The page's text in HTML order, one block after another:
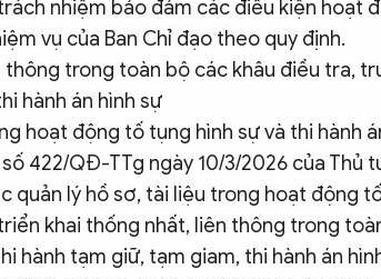
nhiệm bảo đảm các điều kiện hoạt
vụ của Ban Chỉ đạo theo quy định.
thông trong toàn bộ các khâu điều tra,
hành án hình sự
hoạt động tố tụng hình sự và thi hành
422/QĐ-TTg ngày 10/3/2026 của Thủ
quản lý hồ sơ, tài liệu trong hoạt động
khai thống nhất, liên thông trong
hành tạm giữ, tạm giam, thi hành án